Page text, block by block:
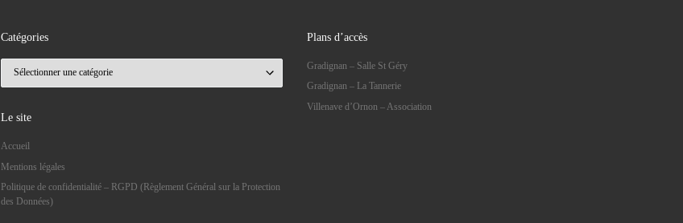
Catégories
Le site
Accueil
Mentions légales
Politique de confidentialité – RGPD (Règlement Général sur la Protection
des Données)
Plans d’accès
Gradignan – Salle St Géry
Gradignan – La Tannerie
Villenave d’Ornon – Association